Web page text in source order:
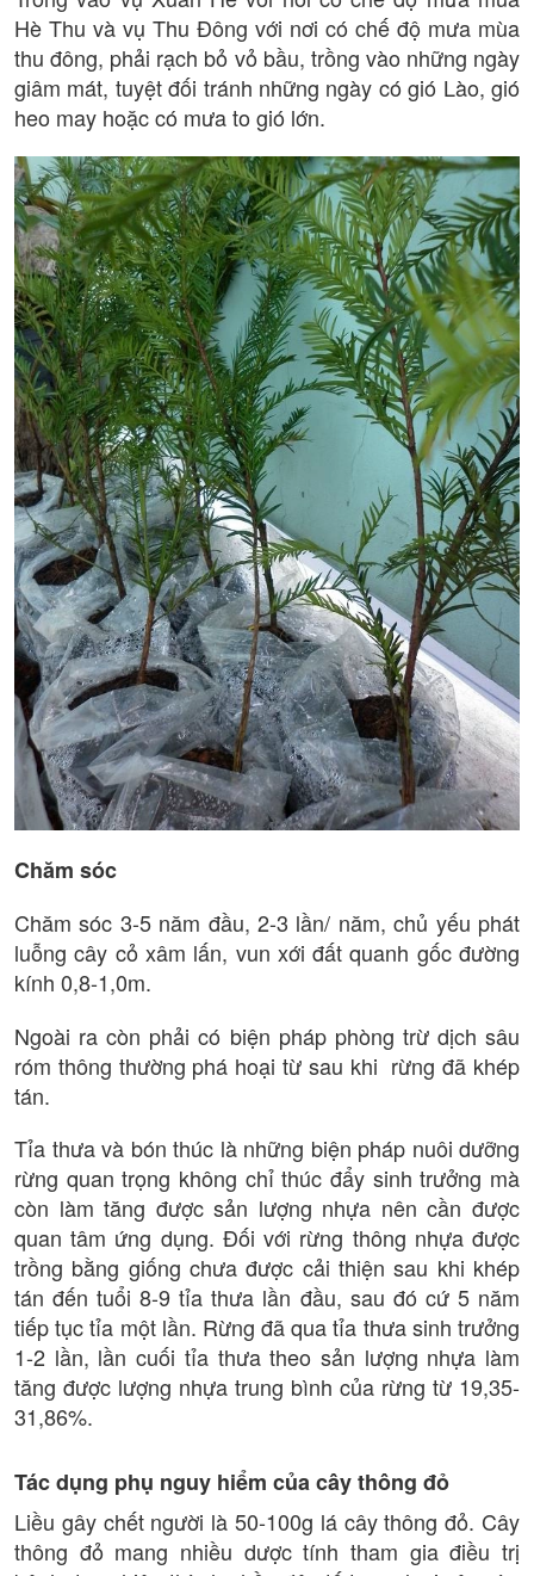
Hè Thu và vụ Thu Đông với nơi có chế độ mưa mùa
thu đông, phải rạch bỏ vỏ bầu, trồng vào những ngày
giâm mát, tuyệt đối tránh những ngày có gió Lào, gió
heo may hoặc có mưa to gió lớn.
Chăm sóc
Chăm sóc 3-5 năm đầu, 2-3 lần/ năm, chủ yếu phát
luỗng cây cỏ xâm lấn, vun xới đất quanh gốc đường
kính 0,8-1,0m.
Ngoài ra còn phải có biện pháp phòng trừ dịch sâu
róm thông thường phá hoại từ sau khi rừng đã khép
tán.
Tỉa thưa và bón thúc là những biện pháp nuôi dưỡng
rừng quan trọng không chỉ thúc đẩy sinh trưởng mà
còn làm tăng được sản lượng nhựa nên cần được
quan tâm ứng dụng. Đối với rừng thông nhựa được
trồng bằng giống chưa được cải thiện sau khi khép
tán đến tuổi 8-9 tỉa thưa lần đầu, sau đó cứ 5 năm
tiếp tục tỉa một lần. Rừng đã qua tỉa thưa sinh trưởng
1-2 lần, lần cuối tỉa thưa theo sản lượng nhựa làm
tăng được lượng nhựa trung bình của rừng từ 19,35-
31,86%.
Tác dụng phụ nguy hiểm của cây thông đỏ
Liều gây chết người là 50-100g lá cây thông đỏ. Cây
thông đỏ mang nhiều dược tính tham gia điều trị